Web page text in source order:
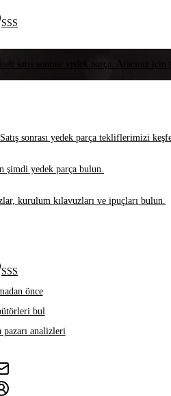
SSS
satış sonrası yedek parça. Aracınız
sonrası yedek parça tekliflerimizi
şimdi yedek parça bulun.
kurulum kılavuzları ve ipuçları bulun.
SSS
önce
bul
pazarı analizleri